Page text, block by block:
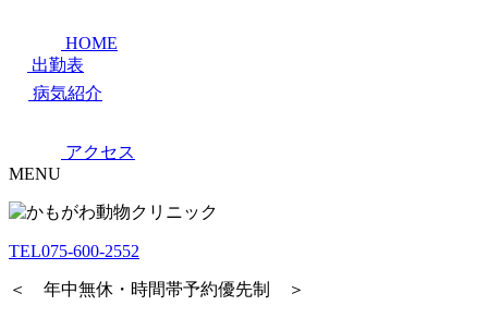
HOME
出勤表
病気紹介
アクセス
MENU
TEL075-600-2552
＜ 年中無休・時間帯予約優先制 ＞